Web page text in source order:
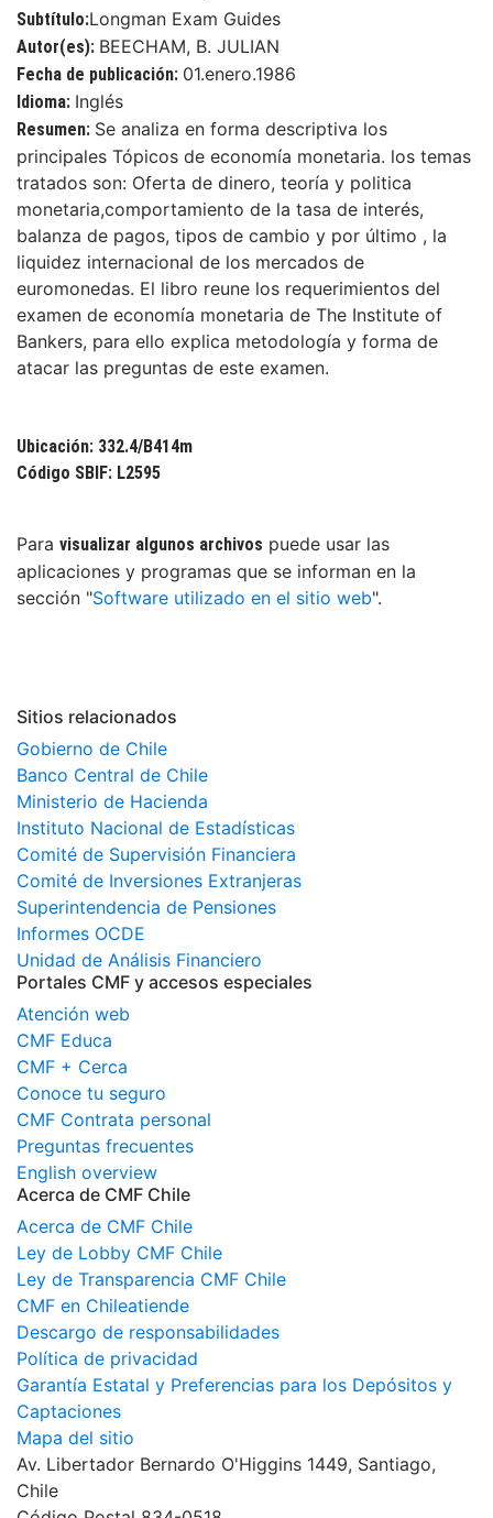
Subtítulo:Longman Exam Guides
Autor(es): BEECHAM, B. JULIAN
Fecha de publicación: 01.enero.1986
Idioma: Inglés
Resumen: Se analiza en forma descriptiva los
principales Tópicos de economía monetaria. los temas
tratados son: Oferta de dinero, teoría y politica
monetaria,comportamiento de la tasa de interés,
balanza de pagos, tipos de cambio y por último , la
liquidez internacional de los mercados de
euromonedas. El libro reune los requerimientos del
examen de economía monetaria de The Institute of
Bankers, para ello explica metodología y forma de
atacar las preguntas de este examen.
Ubicación: 332.4/B414m
Código SBIF: L2595
Para visualizar algunos archivos puede usar las
aplicaciones y programas que se informan en la
sección "Software utilizado en el sitio web".
Sitios relacionados
Gobierno de Chile
Banco Central de Chile
Ministerio de Hacienda
Instituto Nacional de Estadísticas
Comité de Supervisión Financiera
Comité de Inversiones Extranjeras
Superintendencia de Pensiones
Informes OCDE
Unidad de Análisis Financiero
Portales CMF y accesos especiales
Atención web
CMF Educa
CMF + Cerca
Conoce tu seguro
CMF Contrata personal
Preguntas frecuentes
English overview
Acerca de CMF Chile
Acerca de CMF Chile
Ley de Lobby CMF Chile
Ley de Transparencia CMF Chile
CMF en Chileatiende
Descargo de responsabilidades
Política de privacidad
Garantía Estatal y Preferencias para los Depósitos y
Captaciones
Mapa del sitio
Av. Libertador Bernardo O'Higgins 1449, Santiago,
Chile